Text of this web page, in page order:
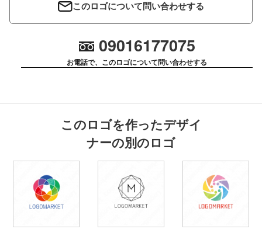
このロゴについて問い合わせする
09016177075
お電話で、このロゴについて問い合わせする
このロゴを作ったデザイ
ナーの別のロゴ